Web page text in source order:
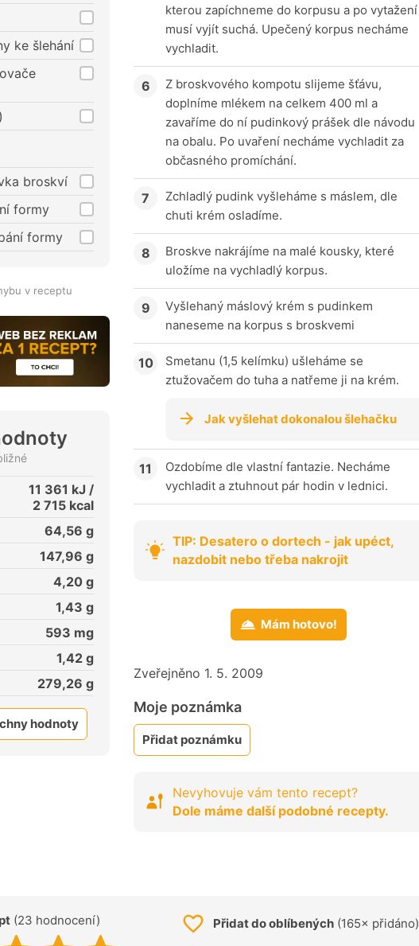
ke šlehání
broskví
formy
formy
v receptu
11 361 kJ /
2 715 kcal
64,56 g
147,96 g
4,20 g
1,43 g
593 mg
1,42 g
279,26 g
hodnoty
kterou zapíchneme do korpusu a po vytažení
musí vyjít suchá. Upečený korpus necháme
vychladit.
Z broskvového kompotu slijeme šťávu,
doplníme mlékem na celkem 400 ml a
zavaříme do ní pudinkový prášek dle návodu
na obalu. Po uvaření necháme vychladit za
občasného promíchání.
Zchladlý pudink vyšleháme s máslem, dle
chuti krém osladíme.
Broskve nakrájíme na malé kousky, které
uložíme na vychladlý korpus.
Vyšlehaný máslový krém s pudinkem
naneseme na korpus s broskvemi
Smetanu (1,5 kelímku) ušleháme se
ztužovačem do tuha a natřeme ji na krém.
Jak vyšlehat dokonalou šlehačku
Ozdobíme dle vlastní fantazie. Necháme
vychladit a ztuhnout pár hodin v lednici.
TIP: Desatero o dortech - jak upéct,
nazdobit nebo třeba nakrojit
Mám hotovo!
Zveřejněno 1. 5. 2009
Moje poznámka
Přidat poznámku
Nevyhovuje vám tento recept?
Dole máme další podobné recepty.
(23 hodnocení) Přidat do oblíbených (165× přidáno)